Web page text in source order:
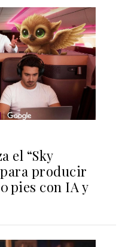
el “Sky
producir
pies con IA y